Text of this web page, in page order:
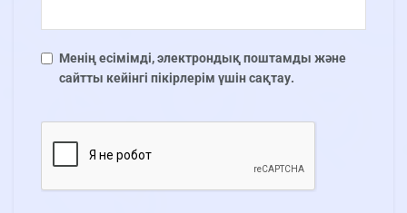
Менің есімімді, электрондық поштамды және
сайтты кейінгі пікірлерім үшін сақтау.